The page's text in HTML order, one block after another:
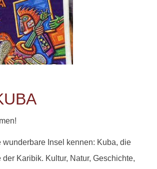
wunderbare Insel kennen: Kuba, die
Karibik. Kultur, Natur, Geschichte,